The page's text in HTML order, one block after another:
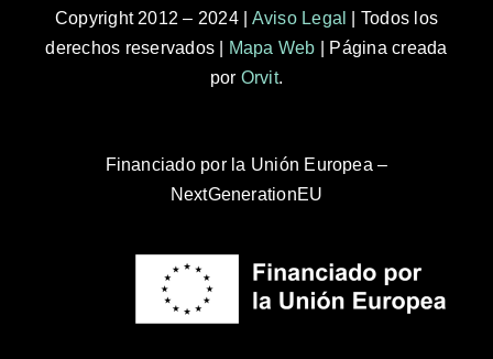
Copyright 2012 – 2024 | Aviso Legal
| Todos los
derechos reservados |
Mapa Web | Página creada
por Orvit.
Financiado por la Unión Europea –
NextGenerationEU